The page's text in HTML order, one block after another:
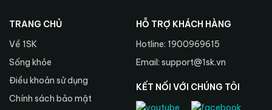
TRANG CHỦ
Về 1SK
Sống khỏe
Điều khoản sử dụng
Chính sách bảo mật
HỖ TRỢ KHÁCH HÀNG
Hotline: 1900969615
Email: support@1sk.vn
KẾT NỐI VỚI CHÚNG TÔI